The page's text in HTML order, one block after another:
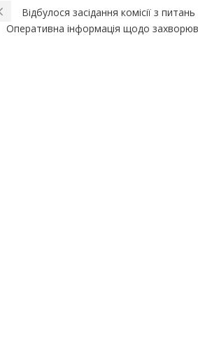
Відбулося засідання комісії з
Оперативна інформація щодо